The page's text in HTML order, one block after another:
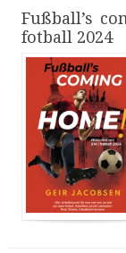
Fußball’s
fotball 2024